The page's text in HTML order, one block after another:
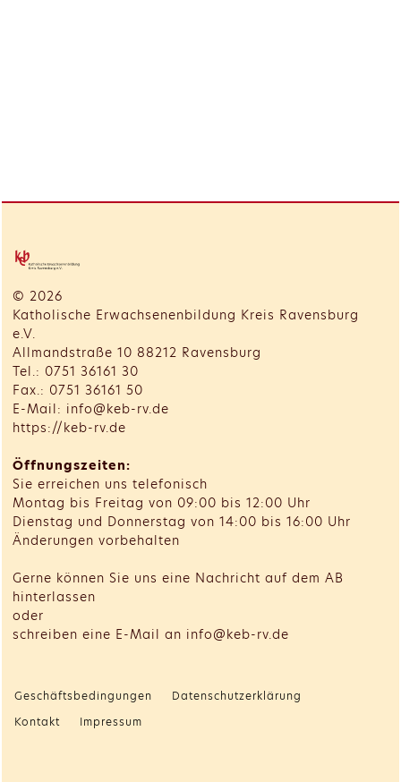
© 2026
Katholische Erwachsenenbildung Kreis Ravensburg
e.V.
Allmandstraße 10 88212 Ravensburg
Tel.: 0751 36161 30
Fax.: 0751 36161 50
E-Mail: info@keb-rv.de
https://keb-rv.de
Öffnungszeiten:
Sie erreichen uns telefonisch
Montag bis Freitag von 09:00 bis 12:00 Uhr
Dienstag und Donnerstag von 14:00 bis 16:00 Uhr
Änderungen vorbehalten
Gerne können Sie uns eine Nachricht auf dem AB
hinterlassen
oder
schreiben eine E-Mail an info@keb-rv.de
Geschäftsbedingungen
Datenschutzerklärung
Kontakt
Impressum